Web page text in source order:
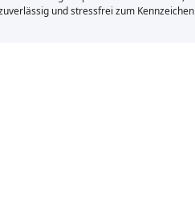
und stressfrei zum Kennzeichen